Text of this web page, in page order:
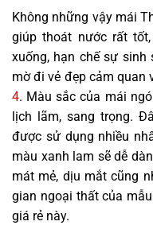
Không những vậy mái
giúp thoát nước rất
xuống, hạn chế sự sinh
mờ đi vẻ đẹp cảm quan
4. Màu sắc của mái
lịch lãm, sang trọng.
được sử dụng nhiều
màu xanh lam sẽ dễ
mát mẻ, dịu mắt cũng
gian ngoại thất của
giá rẻ này.